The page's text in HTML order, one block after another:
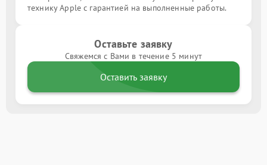
технику Apple с гарантией на выполненные работы.
Оставьте заявку
Свяжемся с Вами в течение 5 минут
Оставить заявку